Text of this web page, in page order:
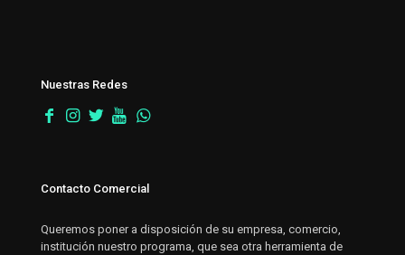
Nuestras Redes
Contacto Comercial
Queremos poner a disposición de su empresa, comercio,
institución nuestro programa, que sea otra herramienta de